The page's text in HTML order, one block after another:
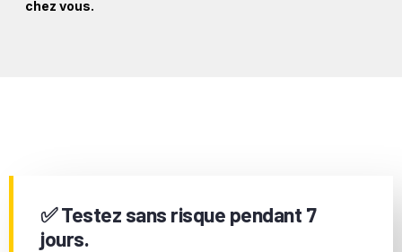
chez vous.
✅ Testez sans risque pendant 7
jours.